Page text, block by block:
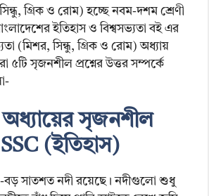
গ্রিক ও রোম) হচ্ছে নবম-দশম শ্রেণী
ইতিহাস ও বিশ্বসভ্যতা বই এর
(মিশর, সিন্ধু, গ্রিক ও রোম) অধ্যায়
৫টি সৃজনশীল প্রশ্নের উত্তর সম্পর্কে
অধ্যায়ের সৃজনশীল
SSC (ইতিহাস)
বড় সাতশত নদী রয়েছে। নদীগুলো শুধু